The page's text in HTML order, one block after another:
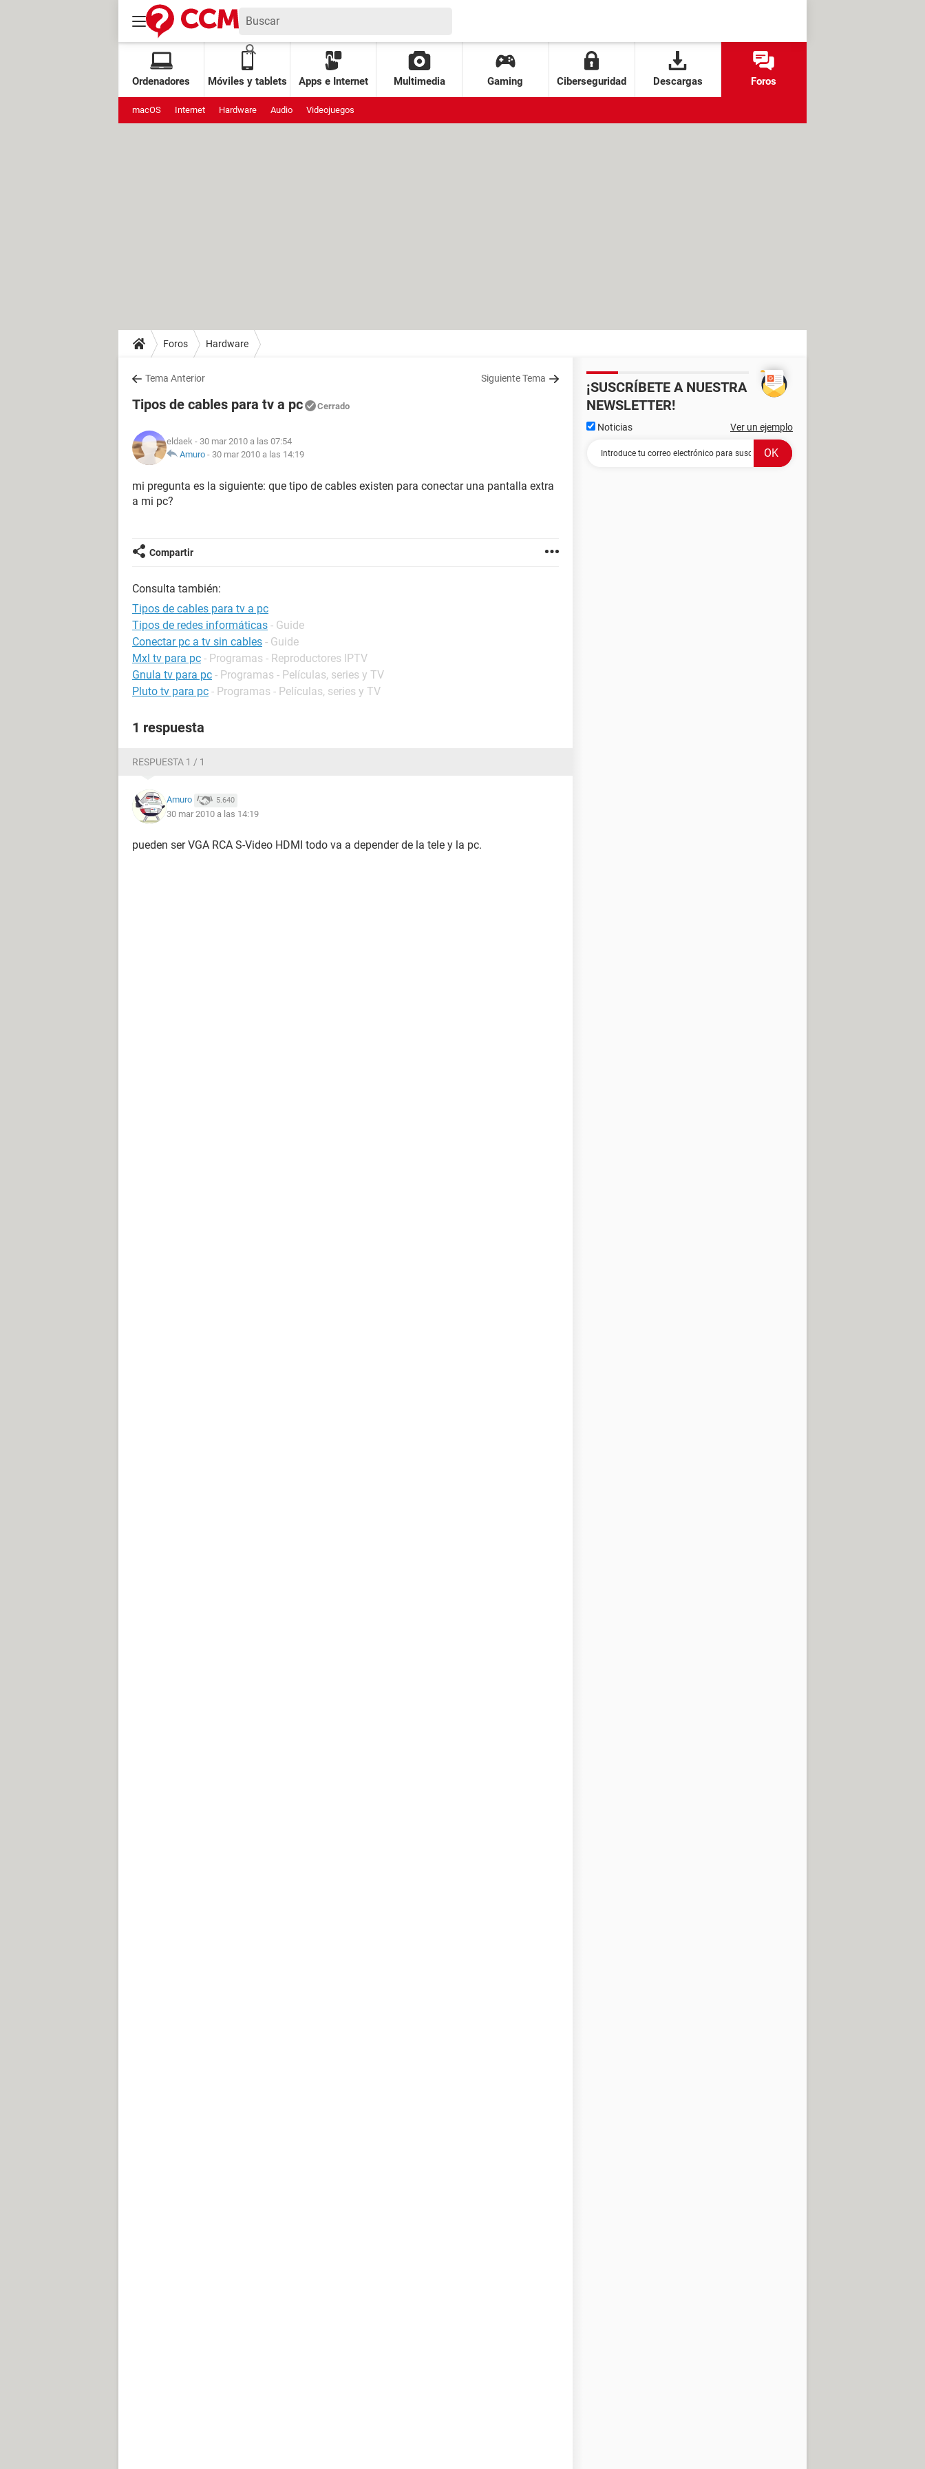
Ordenadores Móviles y tablets Apps e Internet Multimedia Gaming Ciberseguridad Descargas Foros
macOS Internet Hardware Audio Videojuegos
Foros Hardware
Tema Anterior Siguiente Tema
Tipos de cables para tv a pc Cerrado
eldaek - 30 mar 2010 a las 07:54
Amuro - 30 mar 2010 a las 14:19
mi pregunta es la siguiente: que tipo de cables existen para conectar una pantalla extra
a mi pc?
Compartir
Consulta también:
Tipos de cables para tv a pc
Tipos de redes informáticas - Guide
Conectar pc a tv sin cables - Guide
Mxl tv para pc - Programas - Reproductores IPTV
Gnula tv para pc - Programas - Películas, series y TV
Pluto tv para pc - Programas - Películas, series y TV
1 respuesta
RESPUESTA 1 / 1
Amuro 5.640
30 mar 2010 a las 14:19
pueden ser VGA RCA S-Video HDMI todo va a depender de la tele y la pc.
¡SUSCRÍBETE A NUESTRA
NEWSLETTER!
Noticias Ver un ejemplo